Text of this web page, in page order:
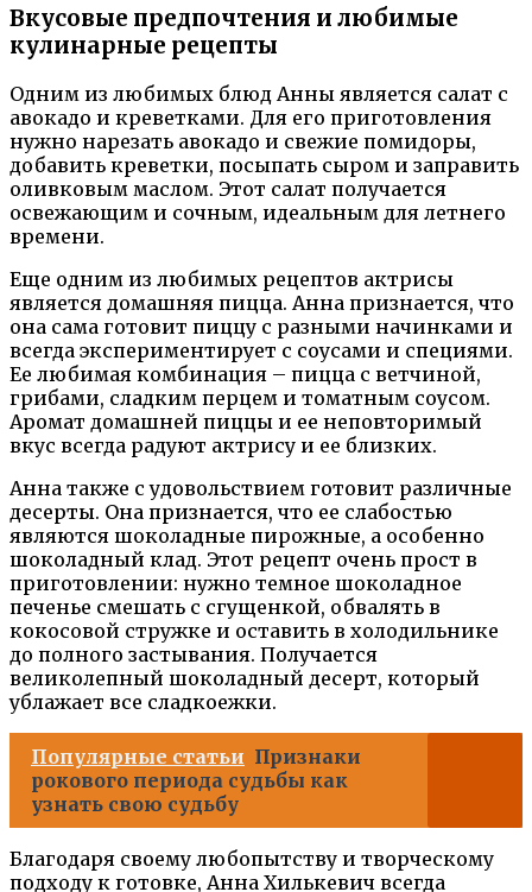
Вкусовые предпочтения и любимые
кулинарные рецепты
Одним из любимых блюд Анны является салат с
авокадо и креветками. Для его приготовления
нужно нарезать авокадо и свежие помидоры,
добавить креветки, посыпать сыром и заправить
оливковым маслом. Этот салат получается
освежающим и сочным, идеальным для летнего
времени.
Еще одним из любимых рецептов актрисы
является домашняя пицца. Анна признается, что
она сама готовит пиццу с разными начинками и
всегда экспериментирует с соусами и специями.
Ее любимая комбинация – пицца с ветчиной,
грибами, сладким перцем и томатным соусом.
Аромат домашней пиццы и ее неповторимый
вкус всегда радуют актрису и ее близких.
Анна также с удовольствием готовит различные
десерты. Она признается, что ее слабостью
являются шоколадные пирожные, а особенно
шоколадный клад. Этот рецепт очень прост в
приготовлении: нужно темное шоколадное
печенье смешать с сгущенкой, обвалять в
кокосовой стружке и оставить в холодильнике
до полного застывания. Получается
великолепный шоколадный десерт, который
ублажает все сладкоежки.
Популярные статьи Признаки
рокового периода судьбы как
узнать свою судьбу
Благодаря своему любопытству и творческому
подходу к готовке, Анна Хилькевич всегда